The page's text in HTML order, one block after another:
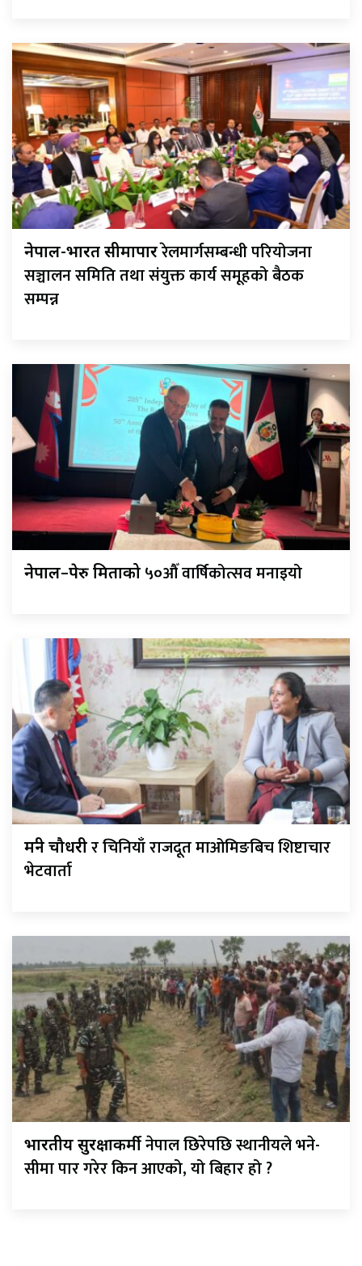
नेपाल-भारत सीमापाररेलमार्गसम्बन्धी परियोजना
सञ्चालन समिति तथा संयुक्त कार्य समूहको बैठक
सम्पन्न
नेपाल–पेरु मित्रताको ५०औँ वार्षिकोत्सव मनाइयो
मन्त्री चौधरीर चिनियाँ राजदूत माओमिङबिच शिष्टाचार
भेटवार्ता
भारतीय सुरक्षाकर्मीनेपाल छिरेपछि स्थानीयले भने-
सीमा पार गरेर किन आएको, यो बिहार हो ?